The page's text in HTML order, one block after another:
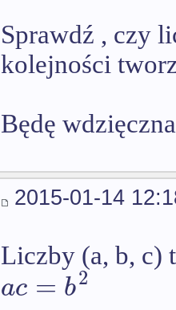
Sprawdź , czy
kolejności
Będę
2015-01-14
Liczby (a, b, c)
ac = b2